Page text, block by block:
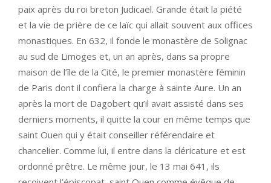
paix après du roi breton Judicaël. Grande était la piété
et la vie de prière de ce laïc qui allait souvent aux offices
monastiques. En 632, il fonde le monastère de Solignac
au sud de Limoges et, un an après, dans sa propre
maison de l’île de la Cité, le premier monastère féminin
de Paris dont il confiera la charge à sainte Aure. Un an
après la mort de Dagobert qu’il avait assisté dans ses
derniers moments, il quitte la cour en même temps que
saint Ouen qui y était conseiller référendaire et
chancelier. Comme lui, il entre dans la cléricature et est
ordonné prêtre. Le même jour, le 13 mai 641, ils